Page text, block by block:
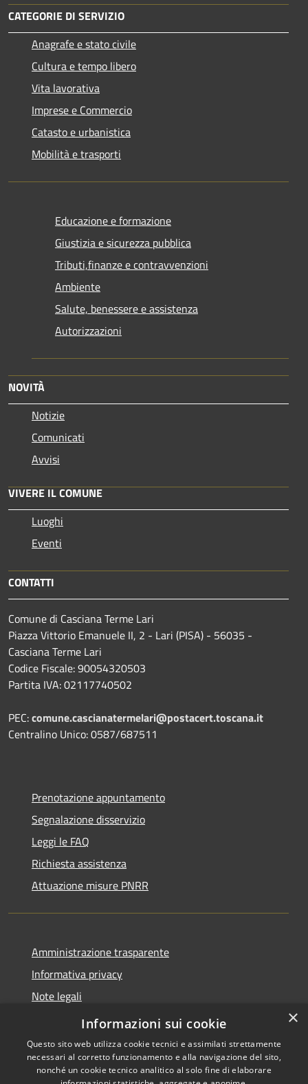
CATEGORIE DI SERVIZIO
Anagrafe e stato civile
Cultura e tempo libero
Vita lavorativa
Imprese e Commercio
Catasto e urbanistica
Mobilità e trasporti
Educazione e formazione
Giustizia e sicurezza pubblica
Tributi,finanze e contravvenzioni
Ambiente
Salute, benessere e assistenza
Autorizzazioni
NOVITÀ
Notizie
Comunicati
Avvisi
VIVERE IL COMUNE
Luoghi
Eventi
CONTATTI
Comune di Casciana Terme Lari
Piazza Vittorio Emanuele II, 2 - Lari (PISA) - 56035 -
Casciana Terme Lari
Codice Fiscale: 90054320503
Partita IVA: 02117740502
PEC:comune.cascianatermelari@postacert.toscana.it
Centralino Unico: 0587/687511
Prenotazione appuntamento
Segnalazione disservizio
Leggi le FAQ
Richiesta assistenza
Attuazione misure PNRR
Amministrazione trasparente
Informativa privacy
Note legali
Dichiarazione di accessibilità
×
Informazioni sui cookie
Questo sito web utilizza cookie tecnici e assimilati strettamente
necessari al corretto funzionamento e alla navigazione del sito,
nonché un cookie tecnico analitico al solo fine di elaborare